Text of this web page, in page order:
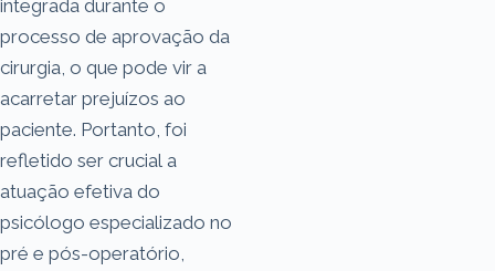
integrada durante o
processo de aprovação da
cirurgia, o que pode vir a
acarretar prejuízos ao
paciente. Portanto, foi
refletido ser crucial a
atuação efetiva do
psicólogo especializado no
pré e pós-operatório,